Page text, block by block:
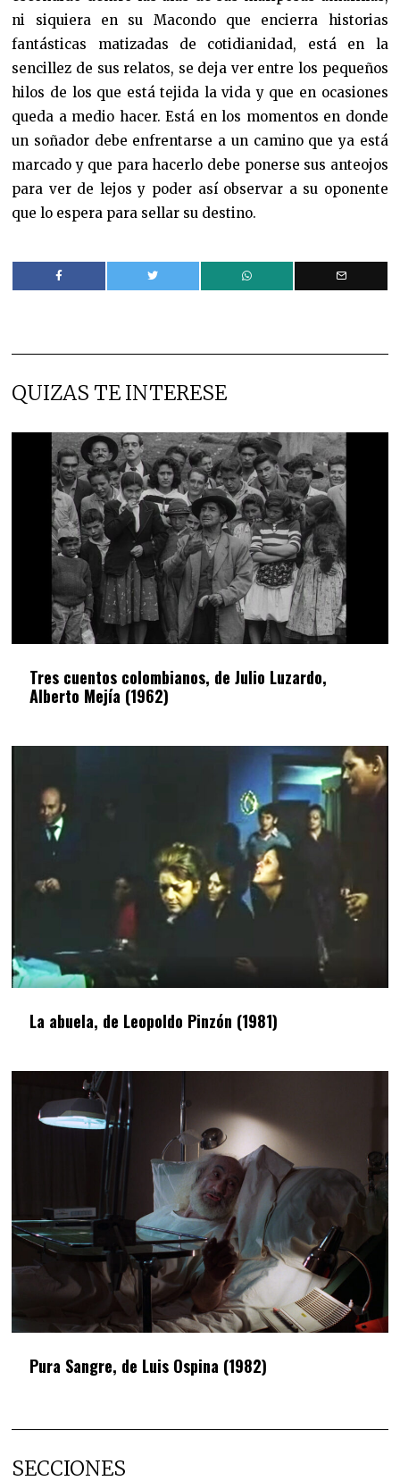
ni siquiera en su Macondo que encierra historias
fantásticas matizadas de cotidianidad, está en la
sencillez de sus relatos, se deja ver entre los pequeños
hilos de los que está tejida la vida y que en ocasiones
queda a medio hacer. Está en los momentos en donde
un soñador debe enfrentarse a un camino que ya está
marcado y que para hacerlo debe ponerse sus anteojos
para ver de lejos y poder así observar a su oponente
que lo espera para sellar su destino.
QUIZAS TE INTERESE
Tres cuentos colombianos, de Julio Luzardo,
Alberto Mejía (1962)
La abuela, de Leopoldo Pinzón (1981)
Pura Sangre, de Luis Ospina (1982)
SECCIONES